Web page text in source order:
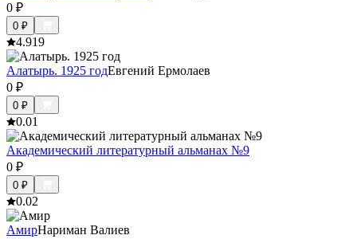
0 ₽
0 ₽
4.919
Алатырь. 1925 годЕвгений Ермолаев
0 ₽
0 ₽
0.01
Академический литературный альманах №9
0 ₽
0 ₽
0.02
АмирНариман Валиев